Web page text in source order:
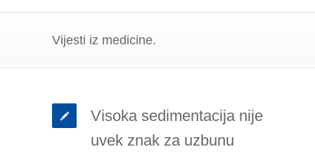
Vijesti iz medicine.
Visoka sedimentacija nije
uvek znak za uzbunu